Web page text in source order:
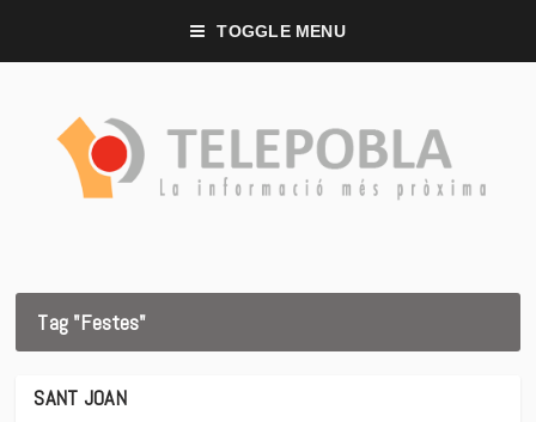
TOGGLE MENU
Tag "Festes"
SANT JOAN